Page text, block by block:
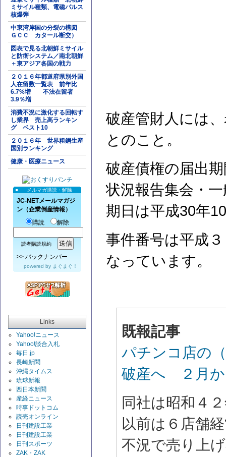
ミサイル種類、電磁パルス
核爆弾
中東湾岸国の分裂の構図
ＧＣＣ カタール断交）
図表で見る北朝鮮ミサイル
と防衛システム／南北朝鮮
＋東アジア各国の戦力
２０１６年都道府県別外国
人在留数一覧表 前年比
6.7%増 不法在留者
3.9％増
消費不況に激化する回転す
し業界 売上高ランキン
グ ベスト10
２０１６年 世界粗鋼生産
国別ランキング
健康・医療ニュース
メルマガ購読・解除
JC-NETメールマガジ
ン（企業倒産情報）
購読
解除
読者購読規約
>> バックナンバー
powered by まぐまぐ！
Links
Yahoo!ニュース
Yahoo!談合入札
毎日.jp
長崎新聞
沖縄タイムス
琉球新報
西日本新聞
産経ニュース
時事ドットコム
読売オンライン
日刊建設工業
日刊建設工業
日刊スポーツ
ZAK・ZAK
破産管財人には
とのこと。
破産債権の届出
状況報告集会・
期日は平成30年
事件番号は平成
なっています。
既報記事
パチンコ店の
破産へ ２月か
同社は昭和４
以前は６店舗
不況で売り上